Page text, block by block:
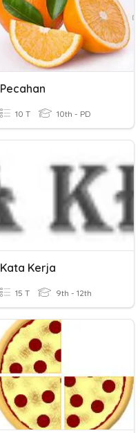
Pecahan
10 T 10th - PD
Kata Kerja
15 T 9th - 12th